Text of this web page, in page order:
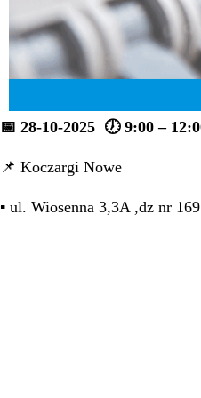
📅 28-10-2025 🕖 9:00 –
📌 Koczargi Nowe
▪️ ul. Wiosenna 3,3A ,dz nr 169